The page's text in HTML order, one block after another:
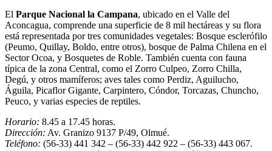
El Parque Nacional la Campana, ubicado en el Valle del
Aconcagua, comprende una superficie de 8 mil hectáreas y su flora
está representada por tres comunidades vegetales: Bosque esclerófilo
(Peumo, Quillay, Boldo, entre otros), bosque de Palma Chilena en el
Sector Ocoa, y Bosquetes de Roble. También cuenta con fauna
típica de la zona Central, como el Zorro Culpeo, Zorro Chilla,
Degú, y otros mamíferos; aves tales como Perdiz, Aguilucho,
Águila, Picaflor Gigante, Carpintero, Cóndor, Torcazas, Chuncho,
Peuco, y varias especies de reptiles.
Horario: 8.45 a 17.45 horas.
Dirección: Av. Granizo 9137 P/49, Olmué.
Teléfono: (56-33) 441 342 – (56-33) 442 922 – (56-33) 443 067.